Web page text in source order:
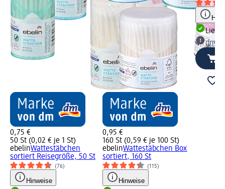
0,75 €
50 St (0,02 € je 1 St)
ebelinWattestäbchen
sortiert Reisegröße, 50 St
(76)
Hinweise
0,95 €
160 St (0,59 € je 100 St)
ebelinWattestäbchen Box
sortiert, 160 St
(115)
Hinweise
dm